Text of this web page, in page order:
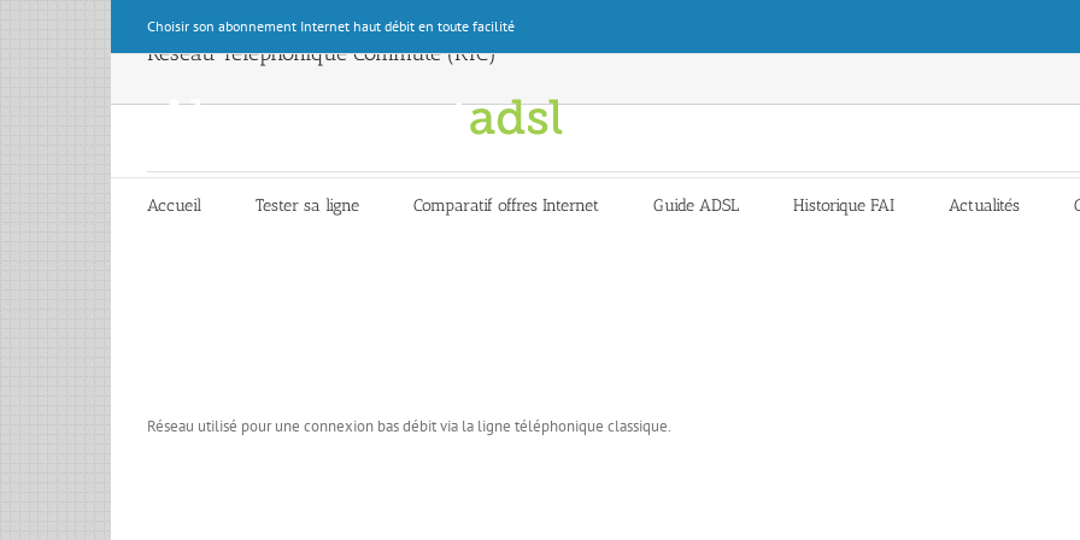
Skip
to
content
Choisir son abonnement Internet haut débit en toute facilité
Accueil Tester sa ligne Comparatif offres Internet Guide ADSL Historique FAI Actualités
Réseau Téléphonique Commuté (RTC)
Réseau utilisé pour une connexion bas débit via la ligne téléphonique classique.